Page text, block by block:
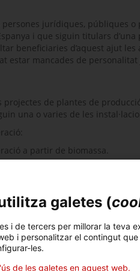
jurídiques, públiques o
i que siguin titulars d’una
beneficiaries d’aquest ajut les
estar mancades de
de plantes de
una o varies de les
a partir de biomassa.
a partir de biogàs.
eòlica amb
elèctric.
galetes (
i de tercers per millorar la teva
i personalitzar el contingut
les.
de les galetes en aquest web.